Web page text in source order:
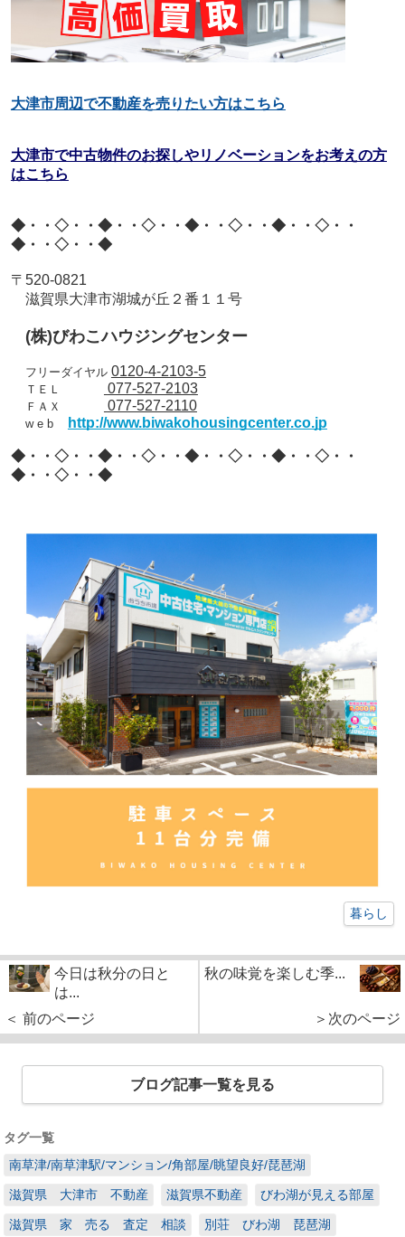
大津市周辺で不動産を売りたい方はこちら
大津市で中古物件のお探しやリノベーションをお考えの方
はこちら
◆・・◇・・◆・・◇・・◆・・◇・・◆・・◇・・
◆・・◇・・◆
〒 520-0821
滋賀県大津市湖城が丘２番１１号
(株)びわこハウジングセンター
フリーダイヤル 0120-4-2103-5
ＴＥＬ 077-527-2103
ＦＡＸ 077-527-2110
w e b http://www.biwakohousingcenter.co.jp
◆・・◇・・◆・・◇・・◆・・◇・・◆・・◇・・
◆・・◇・・◆
暮らし
今日は秋分の日と
は...
＜ 前のページ
秋の味覚を楽しむ季...
＞次のページ
ブログ記事一覧を見る
タグ一覧
南草津/南草津駅/マンション/角部屋/眺望良好/琵琶湖
滋賀県 大津市 不動産 滋賀県不動産 びわ湖が見える部屋
滋賀県 家 売る 査定 相談 別荘 びわ湖 琵琶湖